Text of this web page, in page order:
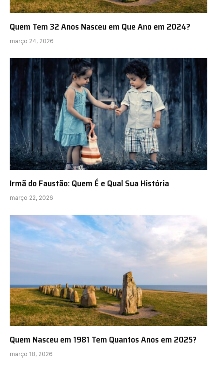
Quem Tem 32 Anos Nasceu em Que Ano em 2024?
março 24, 2026
Irmã do Faustão: Quem É e Qual Sua História
março 22, 2026
Quem Nasceu em 1981 Tem Quantos Anos em 2025?
março 18, 2026